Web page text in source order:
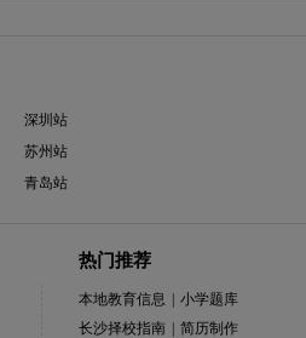
深圳站
苏州站
青岛站
热门推荐
本地教育信息
小学题库
长沙择校指南
简历制作